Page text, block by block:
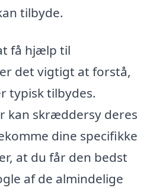
tilbyde.
få hjælp til
det vigtigt at forstå,
typisk tilbydes.
kan skræddersy deres
dine specifikke
at du får den bedst
af de almindelige